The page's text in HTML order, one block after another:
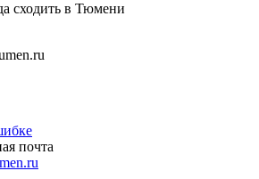
сходить в Тюмени
почта